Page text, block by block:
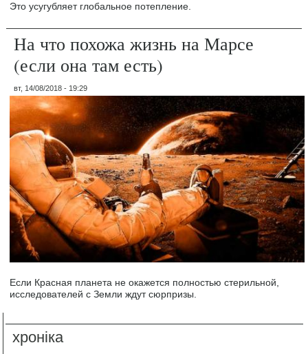
Это усугубляет глобальное потепление.
На что похожа жизнь на Марсе
(если она там есть)
вт, 14/08/2018 - 19:29
Если Красная планета не окажется полностью стерильной,
исследователей с Земли ждут сюрпризы.
хроніка